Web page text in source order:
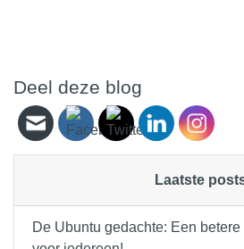
Deel deze blog
Laatste
De Ubuntu gedachte: Een